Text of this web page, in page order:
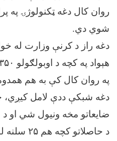
روان کال دغه ټکنولوژۍ په
شوي دي.
په روان کال کې به هم
ضایعاتو مخه ونیول شي او
د حاصلاتو کچه هم ۲۵ سلنه لوړ شي.